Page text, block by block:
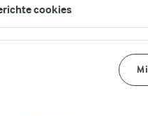
Bekijk meer
cookies